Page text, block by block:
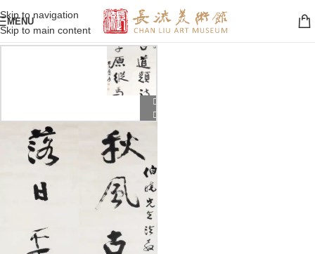
Skip to navigation
Skip to main content
MENU